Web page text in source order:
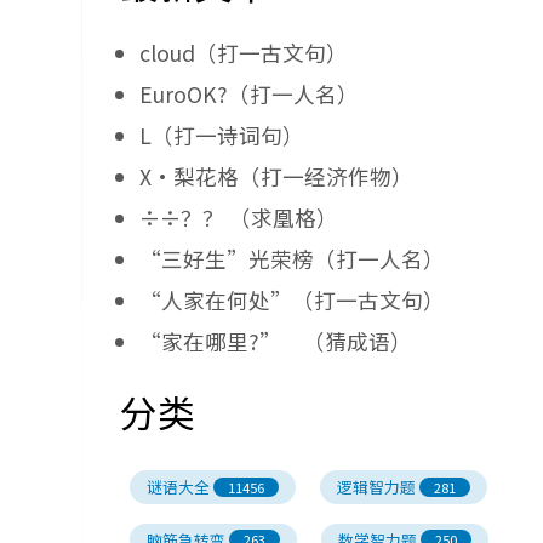
cloud（打一古文句）
EuroOK?（打一人名）
L（打一诗词句）
X·梨花格（打一经济作物）
÷÷？？ （求凰格）
“三好生”光荣榜（打一人名）
“人家在何处”（打一古文句）
“家在哪里?” （猜成语）
分类
谜语大全 11456 逻辑智力题 281